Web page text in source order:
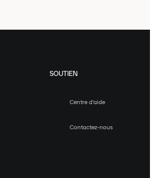
SOUTIEN
Centre d'aide
Contactez-nous